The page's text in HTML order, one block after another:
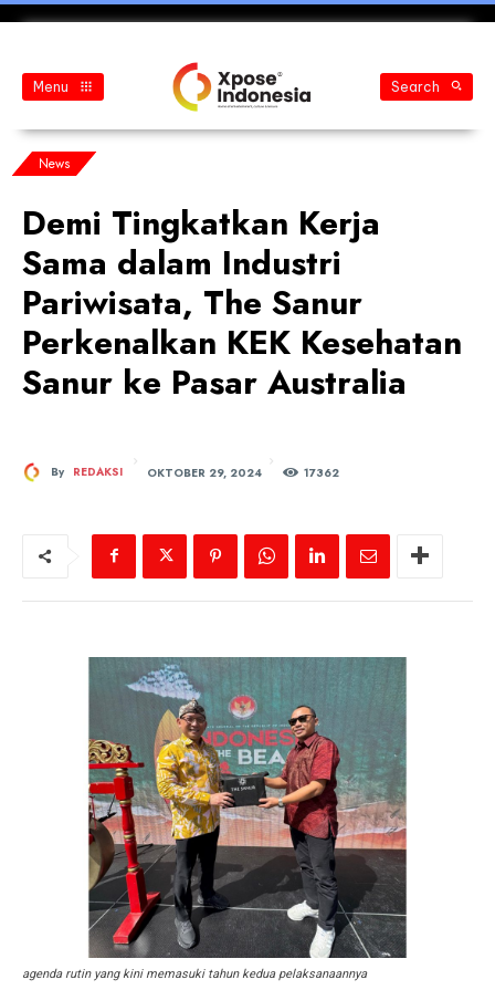
Menu Search
News
Demi Tingkatkan Kerja
Sama dalam Industri
Pariwisata, The Sanur
Perkenalkan KEK Kesehatan
Sanur ke Pasar Australia
By REDAKSI OKTOBER 29, 2024 17362
agenda rutin yang kini memasuki tahun kedua pelaksanaannya